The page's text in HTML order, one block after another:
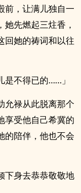
前，让满儿独自一
先燃起三炷香，
回她的祷词和以往
是不得已的……」
允禄从此脱离那个
享受他自己希冀的
的陪伴，他也不会
下身去恭恭敬敬地